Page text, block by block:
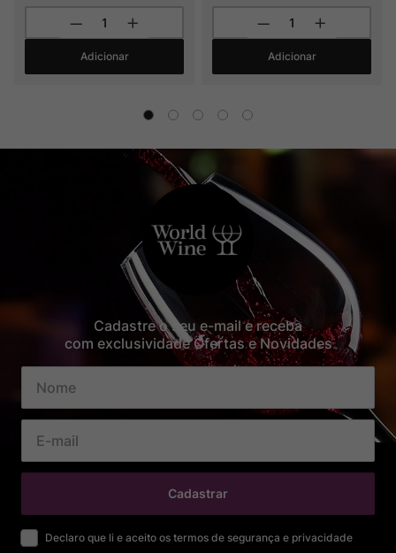
Adicionar Adicionar
Cadastre o seu e-mail e receba
com exclusividade Ofertas e Novidades
Cadastrar
Declaro que li e aceito os termos de segurança e privacidade